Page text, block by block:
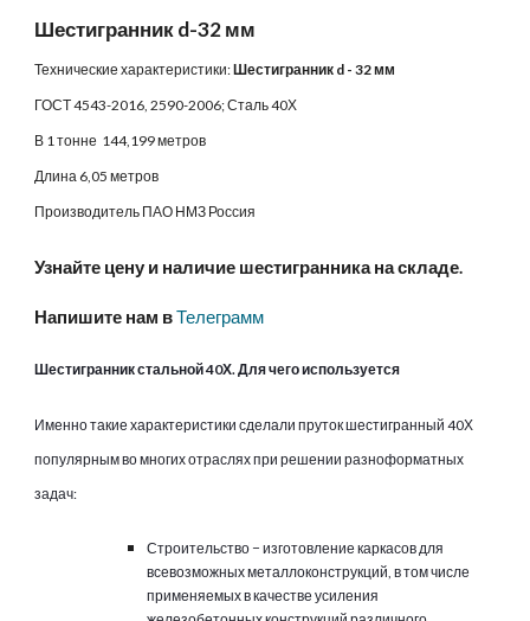
Шестигранник d-32 мм
Технические характеристики:Шестигранник d - 32 мм
ГОСТ 4543-2016, 2590-2006; Сталь 40Х
В 1 тонне 144,199 метров
Длина 6,05 метров
Производитель ПАО НМЗ Россия
Узнайте цену и наличие шестигранника на складе.
Напишите нам вТелеграмм
Шестигранник стальной 40Х. Для чего используется
Именно такие характеристики сделали пруток шестигранный 40Х
популярным во многих отраслях при решении разноформатных
задач:
Строительство − изготовление каркасов для
всевозможных металлоконструкций, в том числе
применяемых в качестве усиления